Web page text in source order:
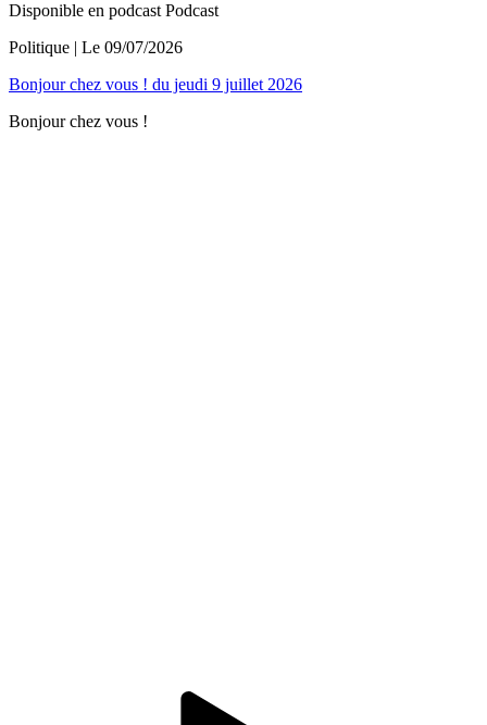
Disponible en podcast Podcast
Politique | Le 09/07/2026
Bonjour chez vous ! du jeudi 9 juillet 2026
Bonjour chez vous !